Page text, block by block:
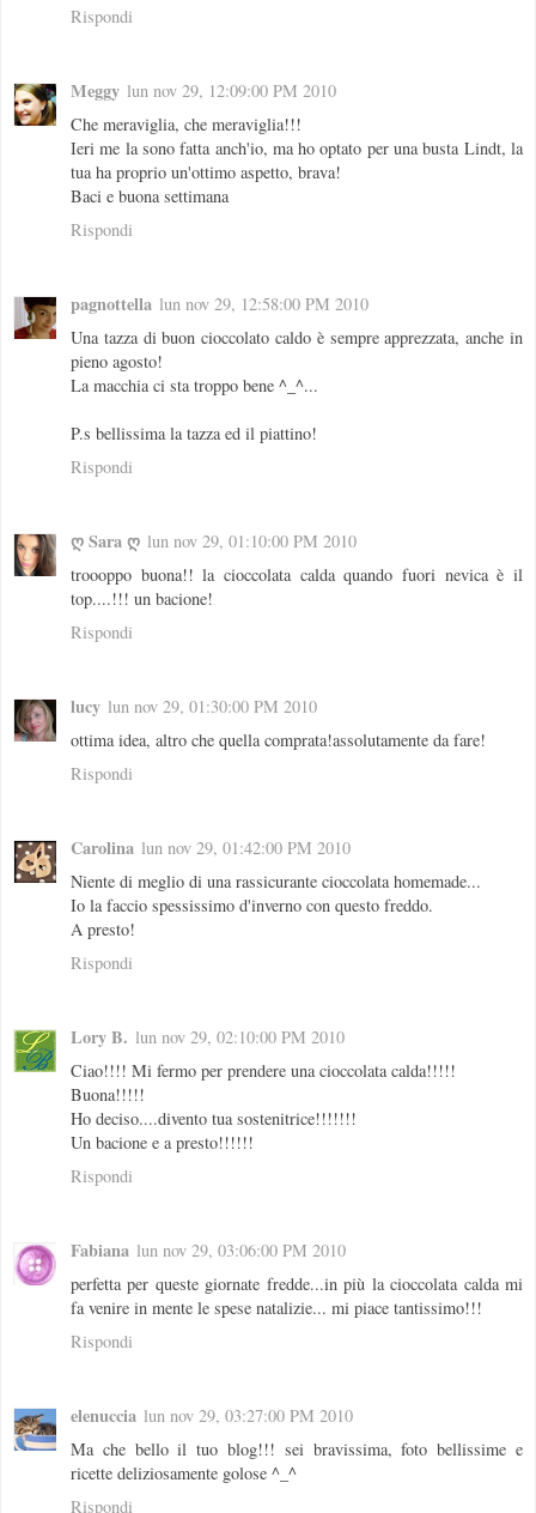
Rispondi
Meggy lun nov 29, 12:09:00 PM 2010
Che meraviglia, che meraviglia!!!
Ieri me la sono fatta anch'io, ma ho optato per una busta Lindt, la
tua ha proprio un'ottimo aspetto, brava!
Baci e buona settimana
Rispondi
pagnottella lun nov 29, 12:58:00 PM 2010
Una tazza di buon cioccolato caldo è sempre apprezzata, anche in
pieno agosto!
La macchia ci sta troppo bene ^_^...
P.s bellissima la tazza ed il piattino!
Rispondi
ღ Sara ღ lun nov 29, 01:10:00 PM 2010
troooppo buona!! la cioccolata calda quando fuori nevica è il
top....!!! un bacione!
Rispondi
lucy lun nov 29, 01:30:00 PM 2010
ottima idea, altro che quella comprata!assolutamente da fare!
Rispondi
Carolina lun nov 29, 01:42:00 PM 2010
Niente di meglio di una rassicurante cioccolata homemade...
Io la faccio spessissimo d'inverno con questo freddo.
A presto!
Rispondi
Lory B. lun nov 29, 02:10:00 PM 2010
Ciao!!!! Mi fermo per prendere una cioccolata calda!!!!!
Buona!!!!!
Ho deciso....divento tua sostenitrice!!!!!!!
Un bacione e a presto!!!!!!
Rispondi
Fabiana lun nov 29, 03:06:00 PM 2010
perfetta per queste giornate fredde...in più la cioccolata calda mi
fa venire in mente le spese natalizie... mi piace tantissimo!!!
Rispondi
elenuccia lun nov 29, 03:27:00 PM 2010
Ma che bello il tuo blog!!! sei bravissima, foto bellissime e
ricette deliziosamente golose ^_^
Rispondi